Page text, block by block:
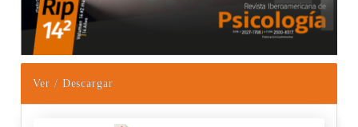
Ver / Descargar